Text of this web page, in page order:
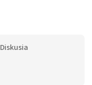
Diskusia